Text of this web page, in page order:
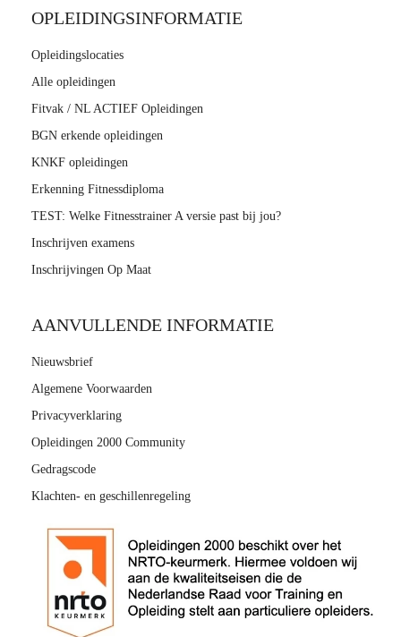
OPLEIDINGSINFORMATIE
Opleidingslocaties
Alle opleidingen
Fitvak / NL ACTIEF Opleidingen
BGN erkende opleidingen
KNKF opleidingen
Erkenning Fitnessdiploma
TEST: Welke Fitnesstrainer A versie past bij jou?
Inschrijven examens
Inschrijvingen Op Maat
AANVULLENDE INFORMATIE
Nieuwsbrief
Algemene Voorwaarden
Privacyverklaring
Opleidingen 2000 Community
Gedragscode
Klachten- en geschillenregeling